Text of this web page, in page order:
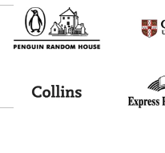
Tu nombre
Tu ubicación